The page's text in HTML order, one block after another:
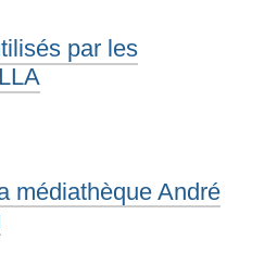
par les
médiathèque André